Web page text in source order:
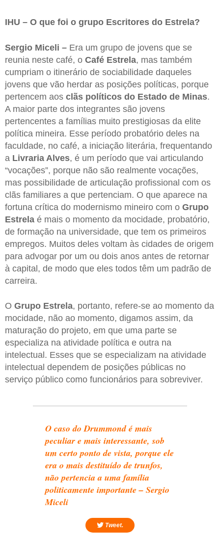
IHU – O que foi o grupo Escritores do Estrela?
Sergio Miceli – Era um grupo de jovens que se
reunia neste café, o Café Estrela, mas também
cumpriam o itinerário de sociabilidade daqueles
jovens que vão herdar as posições políticas, porque
pertencem aos clãs políticos do Estado de Minas.
A maior parte dos integrantes são jovens
pertencentes a famílias muito prestigiosas da elite
política mineira. Esse período probatório deles na
faculdade, no café, a iniciação literária, frequentando
a Livraria Alves, é um período que vai articulando
“vocações”, porque não são realmente vocações,
mas possibilidade de articulação profissional com os
clãs familiares a que pertenciam. O que aparece na
fortuna crítica do modernismo mineiro com o Grupo
Estrela é mais o momento da mocidade, probatório,
de formação na universidade, que tem os primeiros
empregos. Muitos deles voltam às cidades de origem
para advogar por um ou dois anos antes de retornar
à capital, de modo que eles todos têm um padrão de
carreira.
O Grupo Estrela, portanto, refere-se ao momento da
mocidade, não ao momento, digamos assim, da
maturação do projeto, em que uma parte se
especializa na atividade política e outra na
intelectual. Esses que se especializam na atividade
intelectual dependem de posições públicas no
serviço público como funcionários para sobreviver.
O caso do Drummond é mais
peculiar e mais interessante, sob
um certo ponto de vista, porque ele
era o mais destituído de trunfos,
não pertencia a uma família
politicamente importante – Sergio
Miceli
Tweet.